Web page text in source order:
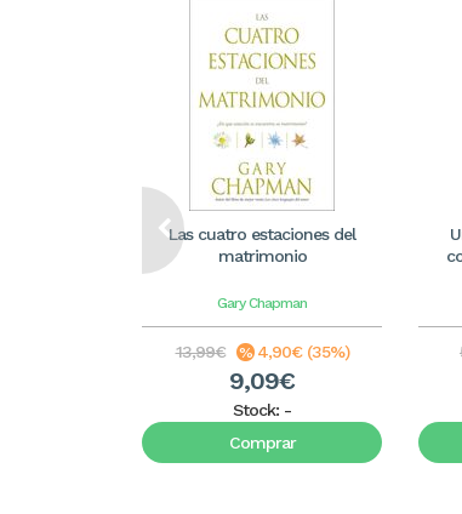
Las cuatro estaciones del
matrimonio
Gary Chapman
13,99€ 4,90€ (35%)
9,09€
Stock: -
Comprar